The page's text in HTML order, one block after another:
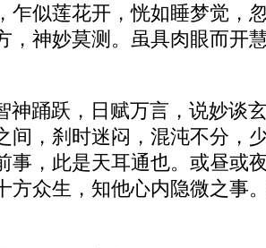
似莲花开，恍如睡梦觉，
神妙莫测。虽具肉眼而开
踊跃，日赋万言，说妙谈
，刹时迷闷，混沌不分，
，此是天耳通也。或昼或
众生，知他心内隐微之事